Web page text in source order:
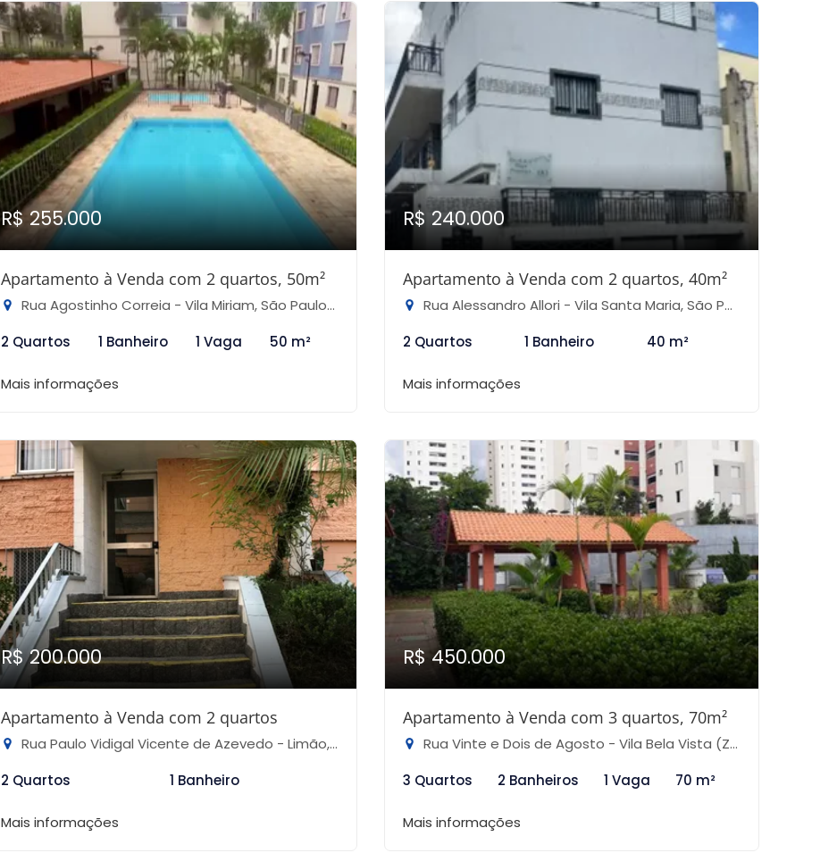
R$ 255.000
Apartamento à Venda com 2 quartos, 50m²
Rua Agostinho Correia - Vila Miriam, São Paulo-SP
2 Quartos
1 Banheiro 1 Vaga 50 m²
Mais informações
R$ 240.000
Apartamento à Venda com 2 quartos, 40m²
Rua Alessandro Allori - Vila Santa Maria, São Paulo-SP
2 Quartos
1 Banheiro 40 m²
Mais informações
R$ 200.000
Apartamento à Venda com 2 quartos
Rua Paulo Vidigal Vicente de Azevedo - Limão, São Paulo-SP
2 Quartos
1 Banheiro
Mais informações
R$ 450.000
Apartamento à Venda com 3 quartos, 70m²
Rua Vinte e Dois de Agosto - Vila Bela Vista (Zona Norte), São Paulo-SP
3 Quartos
2 Banheiros 1 Vaga 70 m²
Mais informações